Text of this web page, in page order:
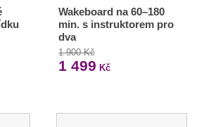
Wakeboard na 60–180
min. s instruktorem pro
dva
1 900 Kč
1 499 Kč